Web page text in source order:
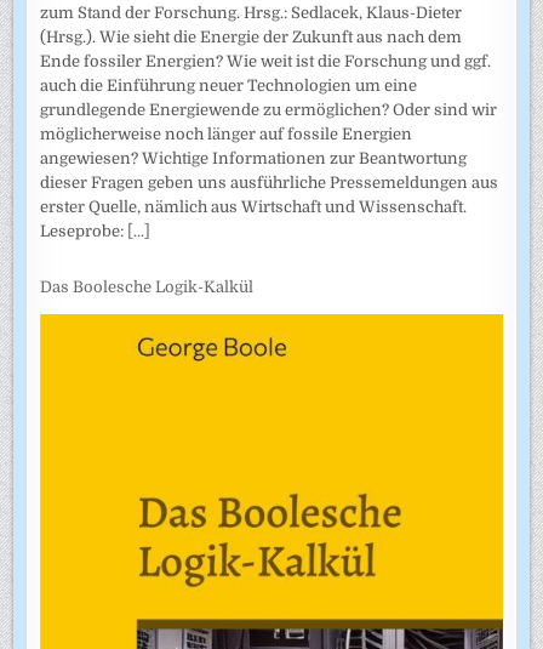
zum Stand der Forschung. Hrsg.: Sedlacek, Klaus-Dieter
(Hrsg.). Wie sieht die Energie der Zukunft aus nach dem
Ende fossiler Energien? Wie weit ist die Forschung und ggf.
auch die Einführung neuer Technologien um eine
grundlegende Energiewende zu ermöglichen? Oder sind wir
möglicherweise noch länger auf fossile Energien
angewiesen? Wichtige Informationen zur Beantwortung
dieser Fragen geben uns ausführliche Pressemeldungen aus
erster Quelle, nämlich aus Wirtschaft und Wissenschaft.
Leseprobe: [...]
Das Boolesche Logik-Kalkül